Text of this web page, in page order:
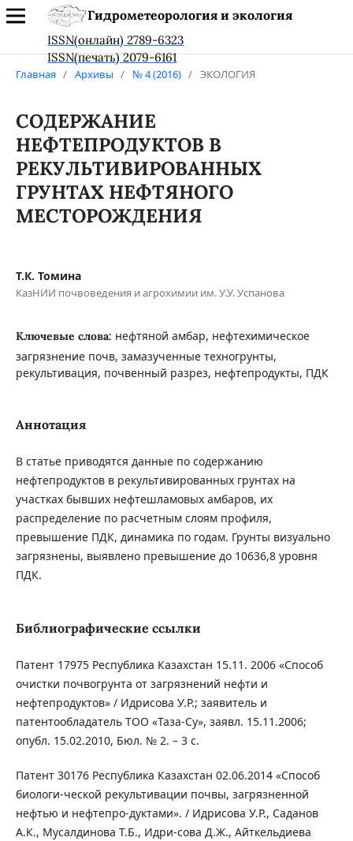
Гидрометеорология и экология
ISSN(онлайн) 2789-6323
ISSN(печать) 2079-6161
Главная / Архивы / № 4 (2016) / ЭКОЛОГИЯ
СОДЕРЖАНИЕ
НЕФТЕПРОДУКТОВ В
РЕКУЛЬТИВИРОВАННЫХ
ГРУНТАХ НЕФТЯНОГО
МЕСТОРОЖДЕНИЯ
Т.К. Томина
КазНИИ почвоведения и агрохимии им. У.У. Успанова
Ключевые слова: нефтяной амбар, нефтехимическое
загрязнение почв, замазученные техногрунты,
рекультивация, почвенный разрез, нефтепродукты, ПДК
Аннотация
В статье приводятся данные по содержанию
нефтепродуктов в рекультивированных грунтах на
участках бывших нефтешламовых амбаров, их
распределение по расчетным слоям профиля,
превышение ПДК, динамика по годам. Грунты визуально
загрязнены, выявлено превышение до 10636,8 уровня
ПДК.
Библиографические ссылки
Патент 17975 Республика Казахстан 15.11. 2006 «Способ
очистки почвогрунта от загрязнений нефти и
нефтепродуктов» / Идрисова У.Р.; заявитель и
патентообладатель ТОО «Таза-Су», заявл. 15.11.2006;
опубл. 15.02.2010, Бюл. № 2. – 3 с.
Патент 30176 Республика Казахстан 02.06.2014 «Способ
биологи-ческой рекультивации почвы, загрязненной
нефтью и нефтепро-дуктами». / Идрисова У.Р., Саданов
А.К., Мусалдинова Т.Б., Идри-сова Д.Ж., Айткельдиева